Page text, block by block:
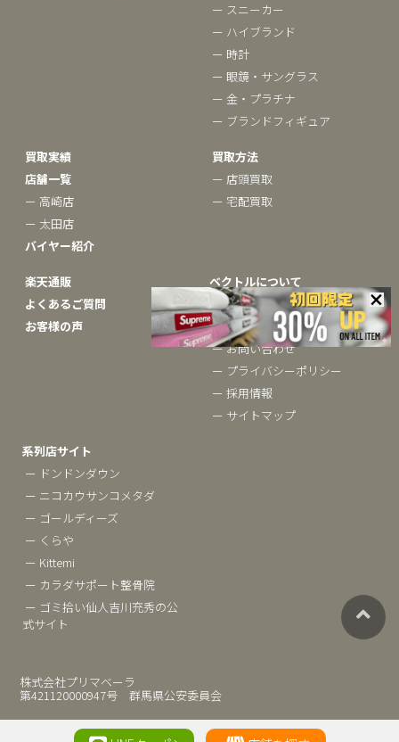
ー スニーカー
ー ハイブランド
ー 時計
ー 眼鏡・サングラス
ー 金・プラチナ
ー ブランドフィギュア
買取実績
店舗一覧
ー 高崎店
ー 太田店
バイヤー紹介
買取方法
ー 店頭買取
ー 宅配買取
楽天通販
よくあるご質問
お客様の声
ベクトルについて
ー ブランドコラム
ー 会社概要
ー お問い合わせ
ー プライバシーポリシー
ー 採用情報
ー サイトマップ
系列店サイト
ー ドンドンダウン
ー ニコカウサンコメタダ
ー ゴールディーズ
ー くらや
ー Kittemi
ー カラダサポート整骨院
ー ゴミ拾い仙人吉川充秀の公
式サイト
株式会社プリマベーラ
第421120000947号 群馬県公安委員会